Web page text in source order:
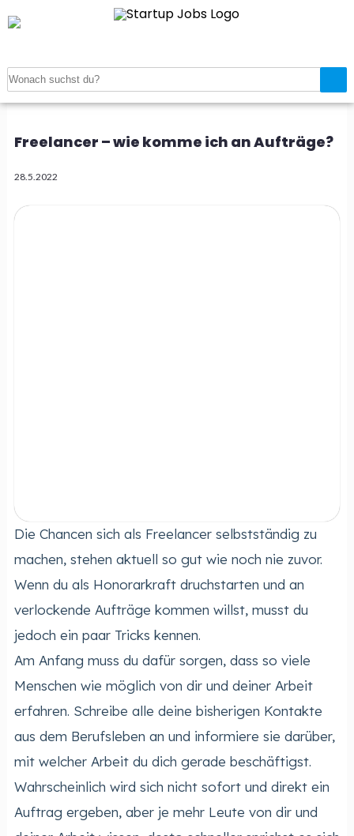
Startseite > Freelancer – wie komme ich an Aufträge?
Freelancer – wie komme ich an Aufträge?
28.5.2022
Die Chancen sich als Freelancer selbstständig zu
machen, stehen aktuell so gut wie noch nie zuvor.
Wenn du als Honorarkraft druchstarten und an
verlockende Aufträge kommen willst, musst du
jedoch ein paar Tricks kennen.
Am Anfang muss du dafür sorgen, dass so viele
Menschen wie möglich von dir und deiner Arbeit
erfahren. Schreibe alle deine bisherigen Kontakte
aus dem Berufsleben an und informiere sie darüber,
mit welcher Arbeit du dich gerade beschäftigst.
Wahrscheinlich wird sich nicht sofort und direkt ein
Auftrag ergeben, aber je mehr Leute von dir und